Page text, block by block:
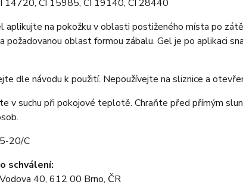
14720, CI 15985, CI 19140, CI 28440
aplikujte na pokožku v oblasti postiženého místa po
požadovanou oblast formou zábalu. Gel je po aplikaci
dle návodu k použití. Nepoužívejte na sliznice a
v suchu při pokojové teplotě. Chraňte před přímým
20/C
schválení:
40, 612 00 Brno, ČR